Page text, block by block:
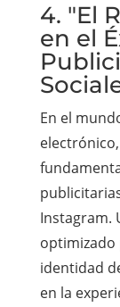
4. "El
en el
En el
Instagram.
optimizado
identidad
en la